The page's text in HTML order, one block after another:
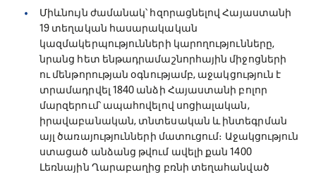
Միևնույն ժամանակ՝ հզորացնելով Հայաստանի
19 տեղական հասարակական
կազմակերպությունների կարողությունները,
նրանց հետ ենթադրամաշնորհային միջոցների
ու մենթորության օգնությամբ, աջակցություն է
տրամադրվել 1840 անձի Հայաստանի բոլոր
մարզերում՝ ապահովելով սոցիալական,
իրավաբանական, տնտեսական և ինտեգրման
այլ ծառայությունների մատուցում։ Աջակցություն
ստացած անձանց թվում ավելի քան 1400
Լեռնային Ղարաբաղից բռնի տեղահանված